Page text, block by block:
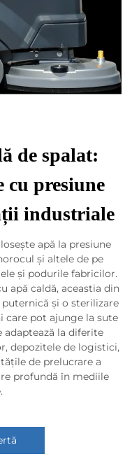
de spalat:
cu presiune
industriale
apă la presiune
și altele de pe
și podurile fabricilor.
apă caldă, aceastia din
și o sterilizare
care pot ajunge la sute
adaptează la diferite
depozitele de logistici,
de prelucrare a
profundă în mediile